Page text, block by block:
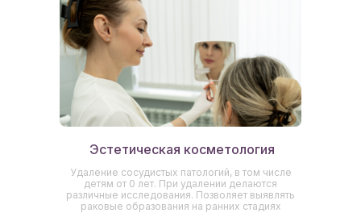
Удаление сосудистых патологий, в том числе
детям от 0 лет. При удалении делаются
различные исследования. Позволяет выявлять
раковые образования на ранних стадиях
Эстетическая косметология